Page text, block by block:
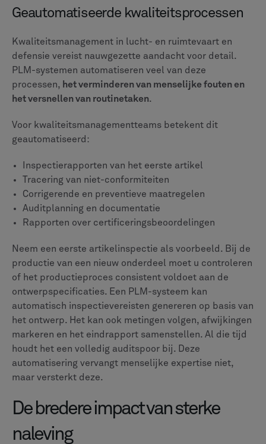
De bredere impact van sterke
naleving
Hoewel het belangrijkste doel is om aan de wettelijke
nalevingssystemen extra voordelen die de hele
organisatie versterken. Deze omvatten:
Operationele efficiëntie
Wanneer de naleving geautomatiseerd en systematisch
de activiteiten over de hele linie.
Ontwikkelingscycli versnellen omdat teams minder tijd
besteden aan nalevingspapieren en de kwaliteit
verbetert door consistente toepassing van normen. Het
beheer van de toeleveringsketen wordt efficiënter met
een beter inzicht, terwijl de onderhoudsplanning
profiteert van een volledige geschiedenis van
componenten.
Hoger klantvertrouwen